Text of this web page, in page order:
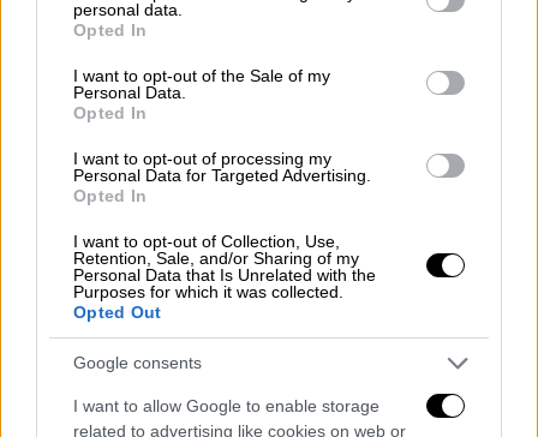
grant or deny consent to Google and its third-party tags to
use your data for below specified purposes in below Google
consent section.
personal data.
Opted In
I want to opt-out of the Sale of my
Personal Data.
Opted In
I want to opt-out of processing my
Personal Data for Targeted Advertising.
Opted In
I want to opt-out of Collection, Use,
Retention, Sale, and/or Sharing of my
Personal Data that Is Unrelated with the
Purposes for which it was collected.
Opted Out
Google consents
I want to allow Google to enable storage
related to advertising like cookies on web or
παρακρατικούς όρους τα τελευταία χρόνια».
Η πλήρης λίστα με τις νέες
προσχωρήσεις στο ΠΑΣΟΚ
Αδαμοπούλου Αγγελική, Δικηγόρος, πρώην
Βουλευτής ΜέΡΑ25
Αντωνοπούλου Ρένα, Γιατρός, πρώην Γενική
Διευθύντρια Ιατρικής Υπηρεσίας ΙΚΑ
Αμπάζη Εύα, Δικηγόρος, πρώην υποψήφια
Βουλευτής ΜέΡΑ25
Βαξεβανέρη Όλγα
, Επίκουρη Καθηγήτρια
Πανεπιστημίου Δυτικής Αττικής